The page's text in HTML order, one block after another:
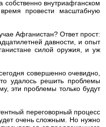
собственно внутриафганском
провести масштабную
Афганистан? Ответ прост:
давности, и опыт
силой оружия, и уж
совершенно очевидно,
удалось решить проблемы
эти проблемы только будут
переговорный процесс
очень сложным. Но нужно